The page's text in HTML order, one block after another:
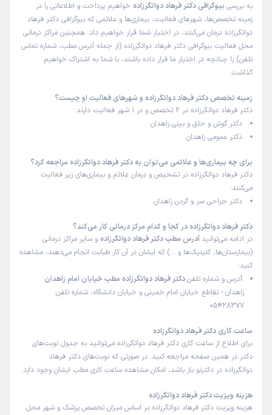
به بررسی بیوگرافی دکتر فرهاد دواتگرزاده خواهیم پرداخت و اطلاعاتی را در
زمینه تخصص‌ها، شهرهای فعالیت، بیماری‌ها و علائمی که بیوگرافی دکتر فرهاد
دواتگرزاده درمان می‌کنند، در اختیار شما قرار خواهیم داد. همچنین مراکز درمانی
محل فعالیت بیوگرافی دکتر فرهاد دواتگرزاده (از جمله آدرس مطب، شماره تماس
تلفن) را چنانچه در اختیار ما قرار داده باشند، با شما به اشتراک خواهیم
گذاشت.
زمینه تخصص دکتر فرهاد دواتگرزاده و شهرهای فعالیت او چیست؟
دکتر فرهاد دواتگرزاده در 2 تخصص و در 1 شهر فعالیت دارند:
دکتر گوش و حلق و بینی زاهدان
دکتر عمومی زاهدان
برای چه بیماری‌ها و علائمی می‌توان به دکتر فرهاد دواتگرزاده مراجعه کرد؟
دکتر فرهاد دواتگرزاده در تشخیص و درمان علائم و بیماری‌های زیر فعالیت
می‌کنند:
دکتر جراحی سر و گردن زاهدان
دکتر فرهاد دواتگرزاده در کجا و کدام مرکز درمانی کار می‌کند؟
در ادامه می‌توانید آدرس مطب دکتر فرهاد دواتگرزاده و سایر مراکز درمانی
(بیمارستان‌ها، کلینیک‌ها و …) که ایشان در آن کار طبابت انجام می‌دهند، مشاهده
کنید:
آدرس و شماره تلفندکتر فرهاد دواتگرزاده مطب خیابان امام زاهدان
زاهدان - تقاطع خیابان امام خمینی و خیابان دانشگاه، شماره تلفن:
05428377
ساعت کاری دکتر فرهاد دواتگرزاده
برای اطلاع از ساعت کاری دکتر فرهاد دواتگرزاده می‌توانید به جدول نوبت‌های
دکتر در همین صفحه مراجعه کنید. در صورتی که نوبت‌های دکتر فرهاد
دواتگرزاده در دکترتو باز باشد، امکان مشاهده ساعت کاری مطب ایشان وجود دارد.
هزینه ویزیت دکتر فرهاد دواتگرزاده
هزینه ویزیت دکتر فرهاد دواتگرزاده بر اساس میزان تخصص پزشک و شهر محل